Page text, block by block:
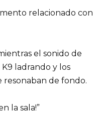
relacionado con
el sonido de
ladrando y los
resonaban de fondo.
la sala!”